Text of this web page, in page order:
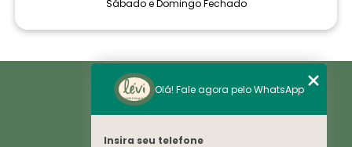
Sábado e Domingo Fechado
Áreas de Saúde
Histórico
Olá! Fale agora pelo WhatsApp
Insira seu telefone